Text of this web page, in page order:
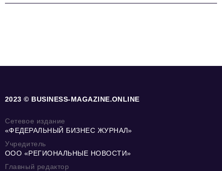
2023 © BUSINESS-MAGAZINE.ONLINE
Сетевое издание
«ФЕДЕРАЛЬНЫЙ БИЗНЕС ЖУРНАЛ»
Учредитель
ООО «РЕГИОНАЛЬНЫЕ НОВОСТИ»
Главный редактор